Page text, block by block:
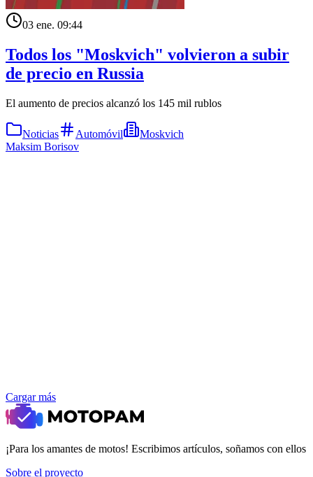
03 ene. 09:44
Todos los "Moskvich" volvieron a subir
de precio en Russia
El aumento de precios alcanzó los 145 mil rublos
Noticias Automóvil
Moskvich
Maksim Borisov
Cargar más
¡Para los amantes de motos! Escribimos artículos, soñamos con ellos
Sobre el proyecto